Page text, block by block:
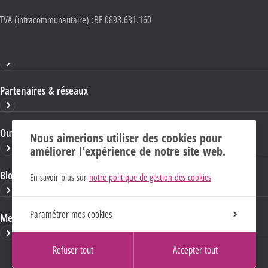
TVA (intracommunautaire) :BE 0898.631.160
Partenaires & réseaux
Ouvrages & publications
Blogs & sites HELMo
Mentions Légales
Nous aimerions utiliser des cookies pour
améliorer l’expérience de notre site web.
En savoir plus sur notre politique de gestion des cookies
Paramétrer mes cookies
Refuser tout Accepter tout